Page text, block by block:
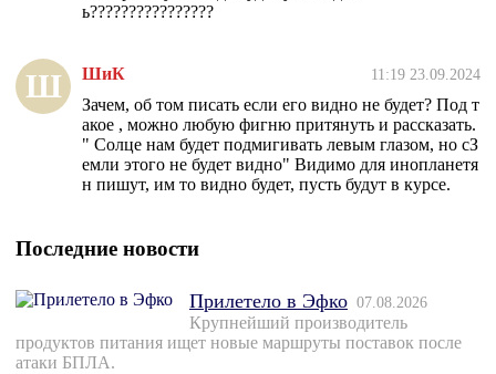
ь????????????????
Ш ШиК 11:19 23.09.2024
Зачем, об том писать если его видно не будет? Под т
акое , можно любую фигню притянуть и рассказать.
" Солце нам будет подмигивать левым глазом, но сЗ
емли этого не будет видно" Видимо для инопланетя
н пишут, им то видно будет, пусть будут в курсе.
Последние новости
Прилетело в Эфко 07.08.2026
Крупнейший производитель
продуктов питания ищет новые маршруты поставок после
атаки БПЛА.